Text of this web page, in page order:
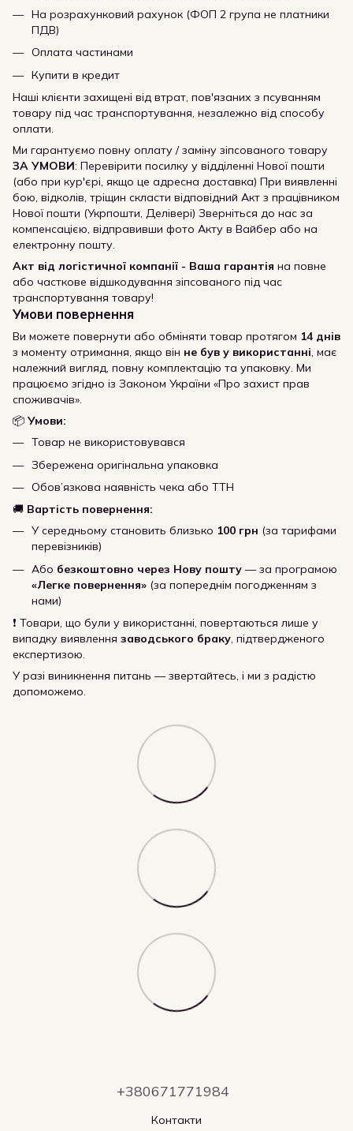
На розрахунковий рахунок (ФОП 2 група не платники
ПДВ)
Оплата частинами
Купити в кредит
Наші клієнти захищені від втрат, пов'язаних з псуванням
товару під час транспортування, незалежно від способу
оплати.
Ми гарантуємо повну оплату / заміну зіпсованого товару
ЗА УМОВИ: Перевірити посилку у відділенні Нової пошти
(або при кур'єрі, якщо це адресна доставка) При виявленні
бою, відколів, тріщин скласти відповідний Акт з працівником
Нової пошти (Укрпошти, Делівері) Зверніться до нас за
компенсацією, відправивши фото Акту в Вайбер або на
електронну пошту.
Акт від логістичної компанії - Ваша гарантія на повне
або часткове відшкодування зіпсованого під час
транспортування товару!
Умови повернення
Ви можете повернути або обміняти товар протягом 14 днів
з моменту отримання, якщо він не був у використанні, має
належний вигляд, повну комплектацію та упаковку. Ми
працюємо згідно із Законом України «Про захист прав
споживачів».
📦 Умови:
Товар не використовувався
Збережена оригінальна упаковка
Обов’язкова наявність чека або ТТН
🚚 Вартість повернення:
У середньому становить близько 100 грн (за тарифами
перевізників)
Або безкоштовно через Нову пошту — за програмою
«Легке повернення» (за попереднім погодженням з
нами)
❗ Товари, що були у використанні, повертаються лише у
випадку виявлення заводського браку, підтвердженого
експертизою.
У разі виникнення питань — звертайтесь, і ми з радістю
допоможемо.
+380671771984
Контакти